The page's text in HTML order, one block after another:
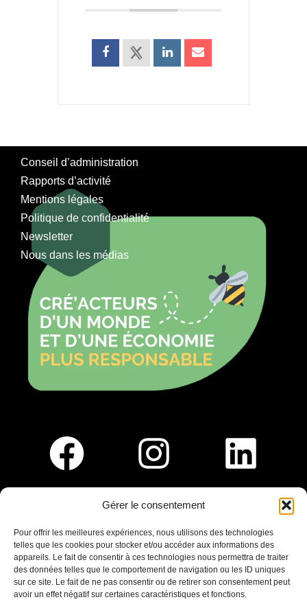
Gérer le consentement
Pour offrir les meilleures expériences, nous utilisons des technologies
telles que les cookies pour stocker et/ou accéder aux informations des
appareils. Le fait de consentir à ces technologies nous permettra de traiter
des données telles que le comportement de navigation ou les ID uniques
sur ce site. Le fait de ne pas consentir ou de retirer son consentement peut
avoir un effet négatif sur certaines caractéristiques et fonctions.
Conseil d’administration
Rapports d’activité
Mentions légales
Politique de confidentialité
Newsletter
Nous dans les médias
Saint-Germain-En-Laye
Ligne R2-Nord
Tramway T13
20mins à pied du RER A